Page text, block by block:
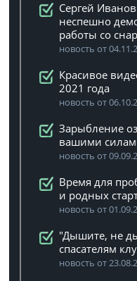
Сергей
неспешно
работы со
новость от
Красивое
2021 года
новость от
Зарыбление
вашими
новость от
Время для
и родных
новость от
"Дышите, не
спасателям
новость от